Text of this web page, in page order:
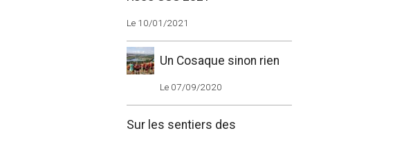
Le 10/01/2021
Un Cosaque sinon rien
Le 07/09/2020
Sur les sentiers des